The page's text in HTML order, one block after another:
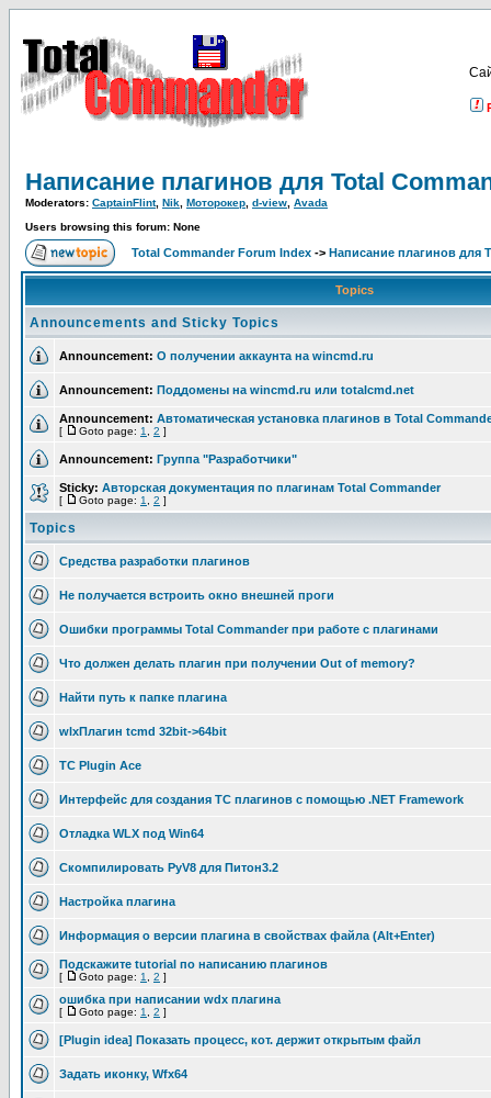
Написание плагинов для Total
Moderators: CaptainFlint, Nik Моторокер d-view Avada
Users browsing this forum: None
Total Commander Forum Index -> Написание плагинов для
Topics
Announcements and Sticky Topics
Announcement: О получении аккаунта на wincmd.ru
Announcement: Поддомены на wincmd.ru или totalcmd.net
Announcement: Автоматическая установка плагинов в Total
[ Goto page: 1 2 ]
Announcement: Группа "Разработчики"
Sticky: Авторская документация по плагинам Total Commander
[ Goto page: 1 2 ]
Topics
Средства разработки плагинов
Не получается встроить окно внешней проги
Ошибки программы Total Commander при работе с плагинами
Что должен делать плагин при получении Out of memory?
Найти путь к папке плагина
wlxПлагин tcmd 32bit->64bit
TC Plugin Ace
Интерфейс для создания TC плагинов с помощью .NET Framework
Отладка WLX под Win64
Скомпилировать PyV8 для Питон3.2
Настройка плагина
Информация о версии плагина в свойствах файла (Alt+Enter)
Подскажите tutorial по написанию плагинов
[ Goto page: 1 2 ]
ошибка при написании wdx плагина
[ Goto page: 1 2 ]
[Plugin idea] Показать процесс, кот. держит открытым файл
Задать иконку, Wfx64